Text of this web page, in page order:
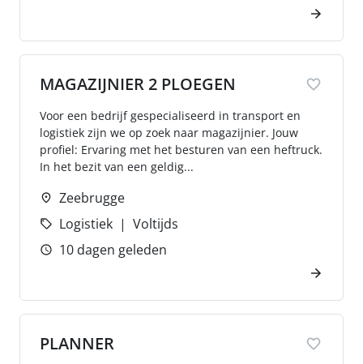
MAGAZIJNIER 2 PLOEGEN
Voor een bedrijf gespecialiseerd in transport en
logistiek zijn we op zoek naar magazijnier. Jouw
profiel: Ervaring met het besturen van een heftruck.
In het bezit van een geldig...
Zeebrugge
Logistiek
Voltijds
10 dagen geleden
PLANNER